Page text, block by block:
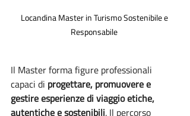
Locandina Master in Turismo Sostenibile e
Responsabile
Il Master forma figure professionali
capaci di progettare, promuovere e
gestire esperienze di viaggio etiche,
autentiche e sostenibili. Il percorso